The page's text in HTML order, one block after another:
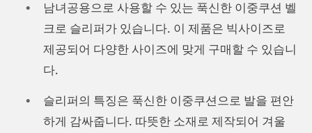
남녀공용으로 사용할 수 있는 푹신한 이중쿠션 벨
크로 슬리퍼가 있습니다. 이 제품은 빅사이즈로
제공되어 다양한 사이즈에 맞게 구매할 수 있습니
다.
슬리퍼의 특징은 푹신한 이중쿠션으로 발을 편안
하게 감싸줍니다. 따뜻한 소재로 제작되어 겨울